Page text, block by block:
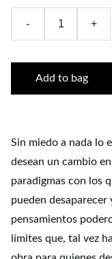
- +
Add to bag
Sin miedo a nada lo
desean un cambio
paradigmas con los
pueden desaparecer
pensamientos
límites que, tal vez